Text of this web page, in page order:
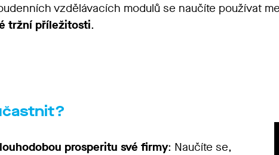
vzdělávacích modulů se naučíte používat
tržní příležitosti.
prosperitu své firmy: Naučíte se,